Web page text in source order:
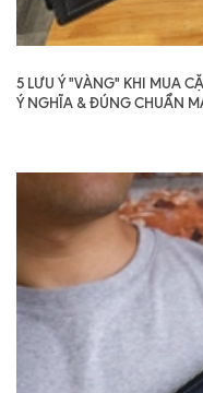
5 LƯU Ý "VÀNG" KHI MUA
Ý NGHĨA & ĐÚNG CHUẨN